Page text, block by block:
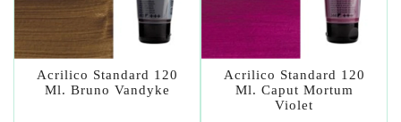
Acrilico Standard 120
Ml. Bruno Vandyke
Acrilico Standard 120
Ml. Caput Mortum
Violet